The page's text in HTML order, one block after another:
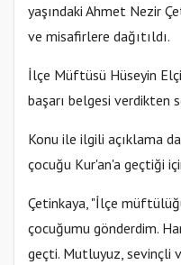
yaşındaki Ahmet Nezir
ve misafirlere dağıtıldı.
İlçe Müftüsü Hüseyin
başarı belgesi verdikten
Konu ile ilgili açıklama
çocuğu Kur'an'a geçtiği
Çetinkaya, "İlçe
çocuğumu gönderdim.
geçti. Mutluyuz, sevinçli